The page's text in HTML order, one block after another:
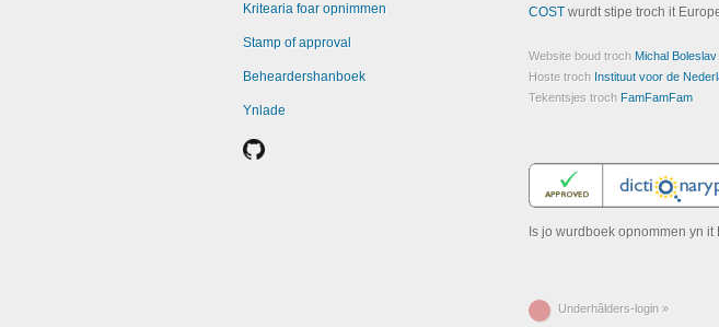
Kritearia foar opnimmen
Stamp of approval
Beheardershanboek
Ynlade
COSTwurdt stipe troch it
Website boud troch Michal
Hoste troch Instituut voor de
Tekentsjes troch FamFamFam
Is jo wurdboek opnommen yn
Underhâlders-login »